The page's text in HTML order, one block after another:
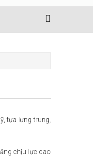
tựa lưng trung,
chịu lực cao